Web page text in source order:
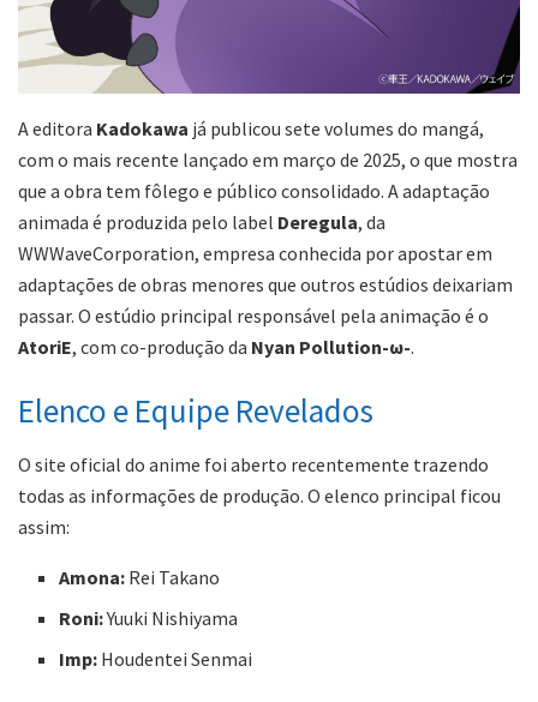
A editora Kadokawa já publicou sete volumes do mangá,
com o mais recente lançado em março de 2025, o que mostra
que a obra tem fôlego e público consolidado. A adaptação
animada é produzida pelo label Deregula, da
WWWaveCorporation, empresa conhecida por apostar em
adaptações de obras menores que outros estúdios deixariam
passar. O estúdio principal responsável pela animação é o
AtoriE, com co-produção da Nyan Pollution-ω-.
Elenco e Equipe Revelados
O site oficial do anime foi aberto recentemente trazendo
todas as informações de produção. O elenco principal ficou
assim:
Amona: Rei Takano
Roni:Yuuki Nishiyama
Imp: Houdentei Senmai